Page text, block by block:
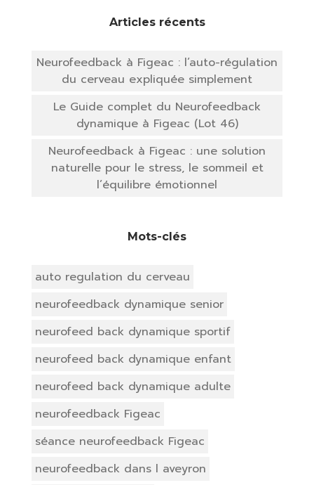
Articles récents
Neurofeedback à Figeac : l’auto-régulation
du cerveau expliquée simplement
Le Guide complet du Neurofeedback
dynamique à Figeac (Lot 46)
Neurofeedback à Figeac : une solution
naturelle pour le stress, le sommeil et
l’équilibre émotionnel
Mots-clés
auto regulation du cerveau
neurofeedback dynamique senior
neurofeed back dynamique sportif
neurofeed back dynamique enfant
neurofeed back dynamique adulte
neurofeedback Figeac
séance neurofeedback Figeac
neurofeedback dans l aveyron